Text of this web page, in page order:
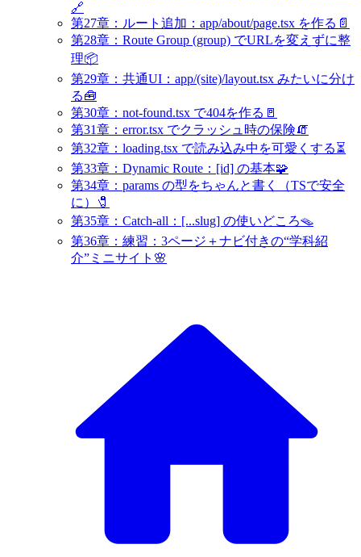
🔗
第27章：ルート追加：app/about/page.tsx を作る📄
第28章：Route Group (group) でURLを変えずに整
理📦
第29章：共通UI：app/(site)/layout.tsx みたいに分け
る🧰
第30章：not-found.tsx で404を作る🚪
第31章：error.tsx でクラッシュ時の保険🧯
第32章：loading.tsx で読み込み中を可愛くする⏳
第33章：Dynamic Route：[id] の基本🧩
第34章：params の型をちゃんと書く（TSで安全
に）🧷
第35章：Catch-all：[...slug] の使いどころ🪤
第36章：練習：3ページ＋ナビ付きの“学科紹
介”ミニサイト🌸